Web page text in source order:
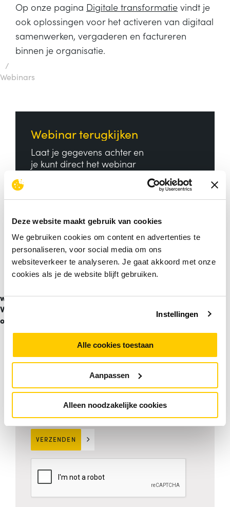
Deze website maakt gebruik van cookies
We gebruiken cookies om content en advertenties te
personaliseren, voor social media om ons
websiteverkeer te analyseren. Je gaat akkoord met onze
cookies als je de website blijft gebruiken.
Instellingen
Alle cookies toestaan
Aanpassen
Alleen noodzakelijke cookies
/
Webinars
webinar -
Veilig digitaal
ondertekenen
Op onze pagina Digitale transformatie vindt je
ook oplossingen voor het activeren van digitaal
samenwerken, vergaderen en factureren
binnen je organisatie.
Webinar terugkijken
Laat je gegevens achter en
je kunt direct het webinar
bevestigingsmail.
Volledige naam*
Bedrijfsnaam*
Telefoonnummer (optioneel)
Je ontvangt de link naar het webinar in de bevestigingsmail.